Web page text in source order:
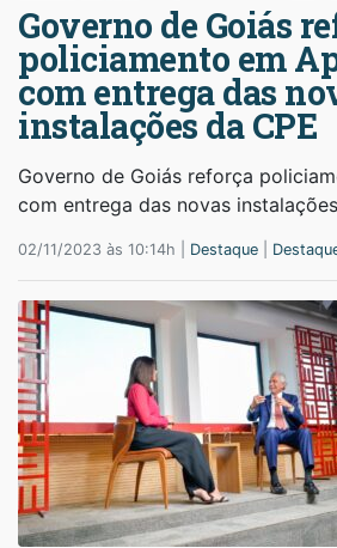
Governo de Goiás
policiamento em
com entrega das
instalações da CPE
Governo de Goiás reforça
com entrega das novas
02/11/2023 às 10:14h | Destaque